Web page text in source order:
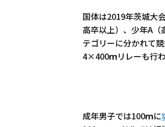
国体は2019年茨城大
高卒以上）、少年A（
テゴリーに分かれて
4×400ｍリレーも行わ
成年男子では100ｍに